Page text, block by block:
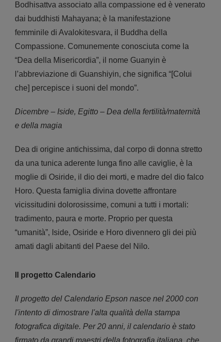
Bodhisattva associato alla compassione ed è venerato
dai buddhisti Mahayana; è la manifestazione
femminile di Avalokitesvara, il Buddha della
Compassione. Comunemente conosciuta come la
“Dea della Misericordia”, il nome Guanyin è
l’abbreviazione di Guanshiyin, che significa “[Colui
che] percepisce i suoni del mondo”.
Dicembre – Iside, Egitto – Dea della fertilità/maternità
e della magia
Dea di origine antichissima, dal corpo di donna stretto
da una tunica aderente lunga fino alle caviglie, è la
moglie di Osiride, il dio dei morti, e madre del dio falco
Horo. Questa famiglia divina dovette affrontare
vicissitudini dolorosissime, comuni a tutti i mortali:
tradimento, paura e morte. Proprio per questa
“umanità”, Iside, Osiride e Horo divennero gli dei più
amati dagli abitanti del Paese del Nilo.
Il progetto Calendario
Il progetto del Calendario Epson nasce nel 2000 con
l'intento di dimostrare l'alta qualità della stampa
fotografica digitale. Per 20 anni, il calendario è stato